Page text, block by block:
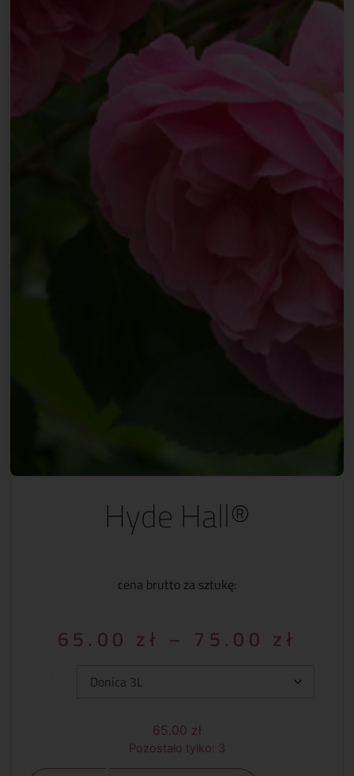
Hyde Hall®
cena brutto za sztukę:
65.00 zł – 75.00 zł
65.00 zł
Pozostało tylko: 3